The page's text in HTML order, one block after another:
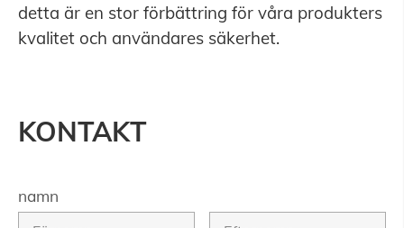
detta är en stor förbättring för våra produkters
kvalitet och användares säkerhet.
KONTAKT
namn